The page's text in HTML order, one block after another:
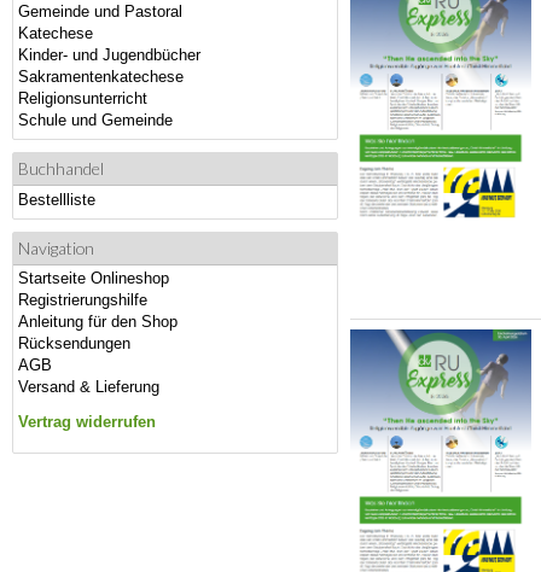
Gemeinde und Pastoral
Katechese
Kinder- und Jugendbücher
Sakramentenkatechese
Religionsunterricht
Schule und Gemeinde
Buchhandel
Bestellliste
Navigation
Startseite Onlineshop
Registrierungshilfe
Anleitung für den Shop
Rücksendungen
AGB
Versand & Lieferung
Vertrag widerrufen